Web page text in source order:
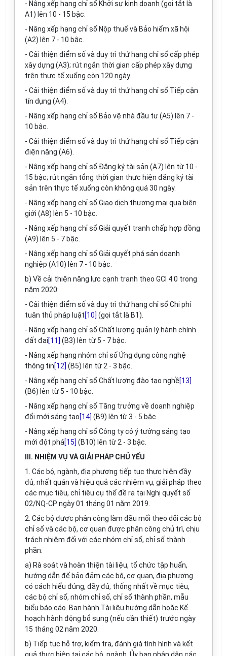
- Nâng xếp hạng chỉ số Khởi sự kinh doanh (gọi tắt là
A1) lên 10 - 15 bậc.
- Nâng xếp hạng chỉ số Nộp thuế và Bảo hiểm xã hội
(A2) lên 7 - 10 bậc.
- Cải thiện điểm số và duy trì thứ hạng chỉsố cấp phép
xây dựng (A3); rút ngắn thời gian cấp phép xây dựng
trên thực tế xuống còn 120 ngày.
- Cải thiện điểm số và duy trì thứ hạng chỉ số Tiếp cận
tín dụng (A4).
- Nâng xếp hạng chỉ số Bảo vệ nhà đầu tư (A5) lên 7 -
10 bậc.
- Cải thiện điểm số và duy trì thứ hạng chỉ số Tiếp cận
điện năng (A6).
- Nâng xếp hạng chỉ số Đăng ký tài sản (A7) lên từ 10 -
15 bậc; rút ngắn tổng thời gian thực hiện đăng ký tài
sản trên thực tế xuống còn không quá 30 ngày.
- Nâng xếp hạng chỉ số Giao dịch thương mại qua biên
giới (A8) lên 5 - 10 bậc.
- Nâng xếp hạng chỉ số Giải quyết tranh chấp hợp đồng
(A9) lên 5 - 7 bậc.
- Nâng xếp hạng chỉ số Giải quyết phá sản doanh
nghiệp (A10) lên 7 - 10 bậc.
b) Về cải thiện năng lực cạnh tranh theo GCI 4.0 trong
năm 2020:
- Cải thiện điểm số và duy trì thứ hạng chỉ số Chi phí
tuân thủ pháp luật[10] (gọi tắt là B1).
- Nâng xếp hạng chỉ số Chất lượng quản lý hành chính
đất đai[11] (B3) lên từ 5 - 7 bậc.
- Nâng xếp hạng nhóm chỉ số Ứng dụng công nghệ
thông tin[12] (B5) lên từ 2 - 3 bậc
- Nâng xếp hạng chỉ số Chất lượng đào tạo nghề[13]
(B6) ên từ 5 - 10 bậc.
- Nâng xếp hạng chỉ số Tăng trưởng về doanh nghiệp
đổi mới sáng tạo[14] (B9) lên từ 3 - 5 bậc.
- Nâng xếp hạng chỉ số Công ty có ý tưởng sáng tạo
mới đột phá[15] (B10) lên từ 2 - 3 bậc.
III. NHIỆM VỤ VÀ GIẢI PHÁP CHỦ YẾU
1. Các bộ, ngành, địa phương tiếp tục thực hiện đầy
đủ, nhất quán và hiệu quả các nhiệm vụ, giải pháp theo
các mục tiêu, chỉ tiêu cụ thể đề ra tại Nghị quyết số
02/NQ-CP ngày 01 tháng 01 năm 2019.
2. Các bộ được phân công làm đầu mối theo dõi các bộ
chỉ số và các bộ, cơ quan được phân công chủ trì, chịu
trách nhiệm đối với các nhóm chỉ số, chỉ số thành
phần:
a) Rà soát và hoàn thiện tài liệu, tổ chức tập huấn,
hướng dẫn để bảo đảm các bộ, cơ quan, địa phương
có cách hiểu đúng, đầy đủ, thống nhất về mục tiêu,
các bộ chỉ số, nhóm chỉ số, chỉ số thành phần, mẫu
biểu báo cáo. Ban hành Tài liệu hướng dẫn hoặc Kế
hoạch hành động bổ sung (nếu cần thiết) trước ngày
15 tháng 02 năm 2020.
b) Tiếp tục hỗ trợ, kiểm tra, đánh giá tình hình và kết